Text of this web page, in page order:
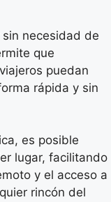
necesidad de
que
puedan
rápida y sin
es posible
lugar, facilitando
y el acceso a
rincón del